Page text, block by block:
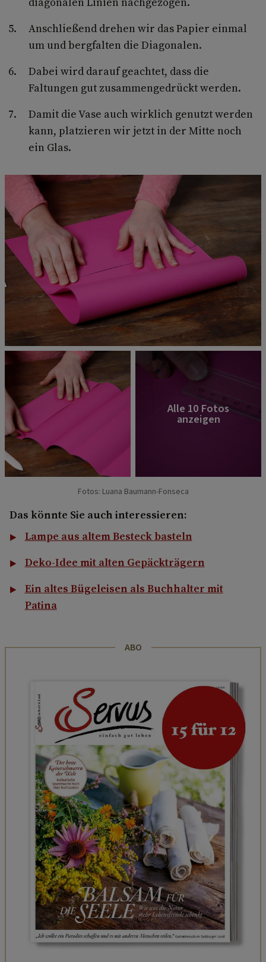
Anschließend drehen wir das Papier einmal
um und bergfalten die Diagonalen.
Dabei wird darauf geachtet, dass die
Faltungen gut zusammengedrückt werden.
Damit die Vase auch wirklich genutzt werden
kann, platzieren wir jetzt in der Mitte noch
ein Glas.
Fotos: Luana Baumann-Fonseca
Das könnte Sie auch interessieren:
Lampe aus altem Besteck basteln
Deko-Idee mit alten Gepäckträgern
Ein altes Bügeleisen als Buchhalter mit
Patina
ABO